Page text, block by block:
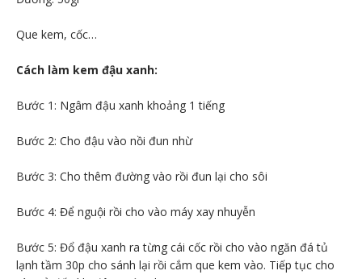
Que kem, cốc…
Cách làm kem đậu xanh:
Bước 1: Ngâm đậu xanh khoảng 1 tiếng
Bước 2: Cho đậu vào nồi đun nhừ
Bước 3: Cho thêm đường vào rồi đun lại cho sôi
Bước 4: Để nguội rồi cho vào máy xay nhuyễn
Bước 5: Đổ đậu xanh ra từng cái cốc rồi cho vào ngăn đá tủ
lạnh tầm 30p cho sánh lại rồi cắm que kem vào. Tiếp tục cho